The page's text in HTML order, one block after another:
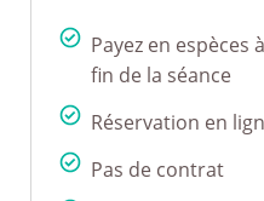
Payez en espèces
fin de la séance
Réservation en
Pas de contrat